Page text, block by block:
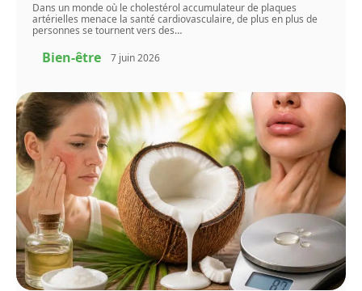
Dans un monde où le cholestérol accumulateur de plaques
artérielles menace la santé cardiovasculaire, de plus en plus de
personnes se tournent vers des…
Bien-être 7 juin 2026